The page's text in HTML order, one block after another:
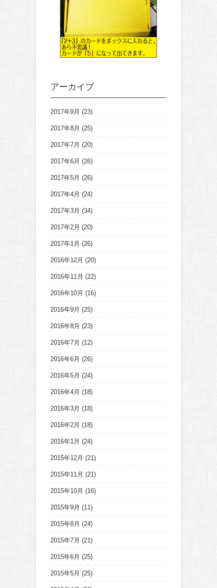
アーカイブ
2017年9月 (23)
2017年8月 (25)
2017年7月 (20)
2017年6月 (26)
2017年5月 (26)
2017年4月 (24)
2017年3月 (34)
2017年2月 (20)
2017年1月 (26)
2016年12月 (20)
2016年11月 (22)
2016年10月 (16)
2016年9月 (25)
2016年8月 (23)
2016年7月 (12)
2016年6月 (26)
2016年5月 (24)
2016年4月 (18)
2016年3月 (18)
2016年2月 (18)
2016年1月 (24)
2015年12月 (21)
2015年11月 (21)
2015年10月 (16)
2015年9月 (11)
2015年8月 (24)
2015年7月 (21)
2015年6月 (25)
2015年5月 (25)